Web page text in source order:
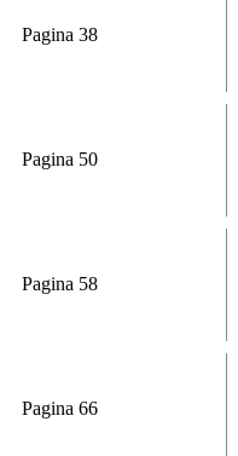
Pagina 38
Pagina 50
Pagina 58
Pagina 66